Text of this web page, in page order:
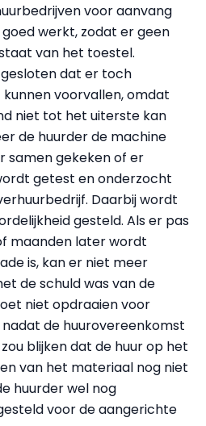
voor aanvang
werkt, zodat er geen
van het toestel.
dat er toch
voorvallen, omdat
niet tot het uiterste kan
de huurder de machine
samen gekeken of er
getest en onderzocht
Daarbij wordt
gesteld. Als er pas
maanden later wordt
is, kan er niet meer
de schuld was van de
niet opdraaien voor
de huurovereenkomst
blijken dat de huur op het
van het materiaal nog niet
huurder wel nog
voor de aangerichte